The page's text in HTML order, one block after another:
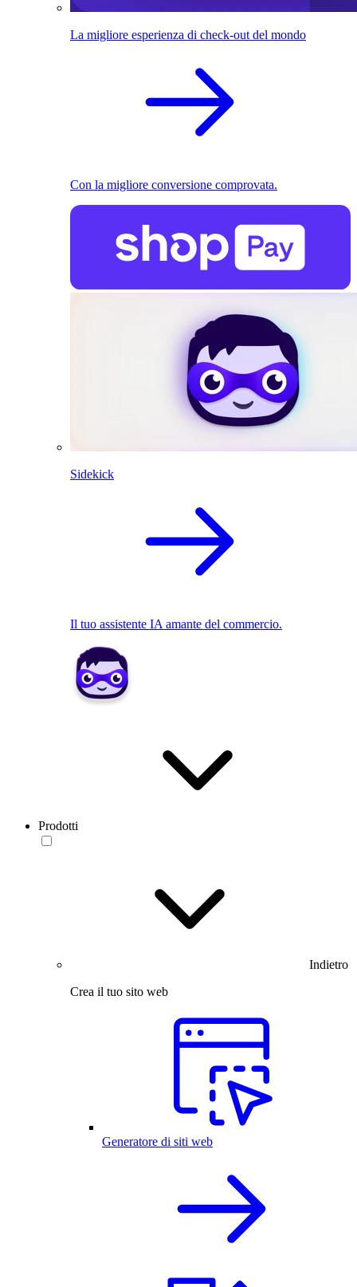
La migliore esperienza di check-out del mondo
Con la migliore conversione comprovata.
Sidekick
Il tuo assistente IA amante del commercio.
Prodotti
Indietro
Crea il tuo sito web
Generatore di siti web